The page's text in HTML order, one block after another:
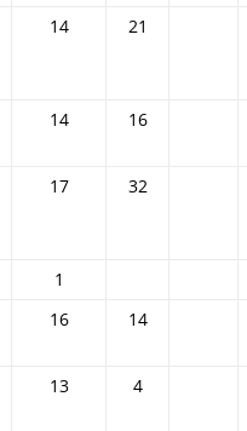
14 21
14 16
17 32
1
16 14
13 4